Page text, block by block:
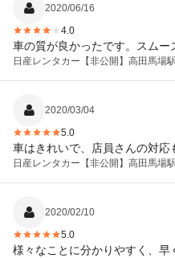
2020/06/16
4.0
車の質が良かったです。スム
日産レンタカー 【非公開】高田馬場
2020/03/04
5.0
車はきれいで、店員さんの対応
日産レンタカー 【非公開】高田馬場
2020/02/10
5.0
様々なことに分かりやすく、早